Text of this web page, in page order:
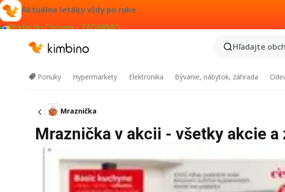
Aktuálne letáky vždy po ruke
Pridať do Chrome - ZADARMO
Hľadajte
Ponuky Hypermarkety Elektronika Bývanie, nábytok, záhrada
Mraznička
Mraznička v akcii - všetky akcie a